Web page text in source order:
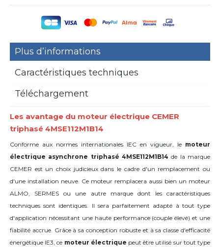
Plus d’informations
Caractéristiques techniques
Téléchargement
Les avantage du moteur électrique CEMER
triphasé 4MSE112M1B14
Conforme aux normes internationales IEC en vigueur, le moteur
électrique asynchrone triphasé 4MSE112M1B14 de la marque
CEMER est un choix judicieux dans le cadre d'un remplacement ou
d'une installation neuve. Ce moteur remplacera aussi bien un moteur
ALMO, SERMES ou une autre marque dont les caractéristiques
techniques sont identiques. Il sera parfaitement adapté à tout type
d'application nécessitant une haute performance (couple élevé) et une
fiabilité accrue. Grâce à sa conception robuste et à sa classe d'efficacité
énergétique IE3, ce moteur électrique peut être utilisé sur tout type